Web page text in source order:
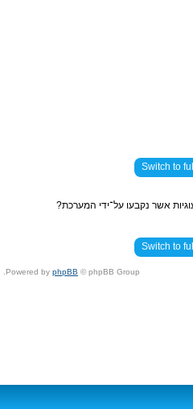
Switch to
אשר נקבעו על־ידי המערכת?
Switch to
Powered by phpBB © phpBB Group.